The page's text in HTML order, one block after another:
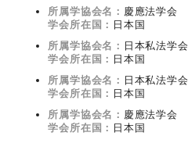
所属学協会名： 慶應法学会
学会所在国： 日本国
所属学協会名： 日本私法学会
学会所在国： 日本国
所属学協会名： 日本私法学会
学会所在国： 日本国
所属学協会名： 慶應法学会
学会所在国： 日本国